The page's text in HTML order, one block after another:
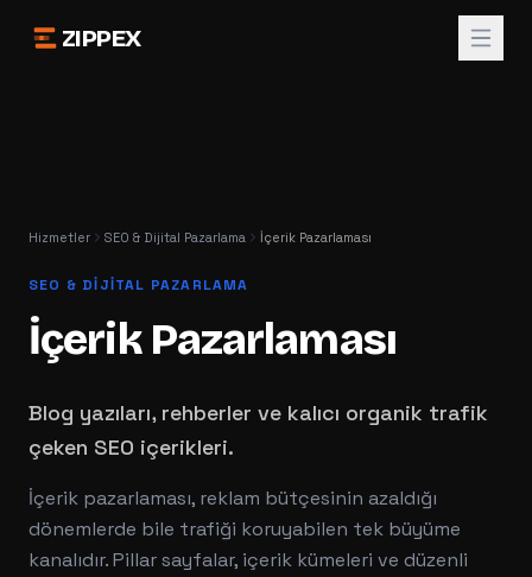
ZIPPEX
Hizmetler SEO & Dijital Pazarlama İçerik Pazarlaması
SEO & DIJITAL PAZARLAMA
İçerik Pazarlaması
Blog yazıları, rehberler ve kalıcı organik trafik
çeken SEO içerikleri.
İçerik pazarlaması, reklam bütçesinin azaldığı
dönemlerde bile trafiği koruyabilen tek büyüme
kanalıdır. Pillar sayfalar, içerik kümeleri ve düzenli